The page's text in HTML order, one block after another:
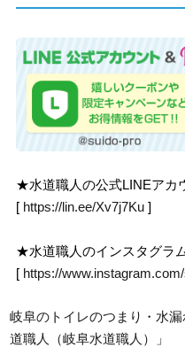
★水道職人の公式LINEアカ
[ https://lin.ee/Xv7j7Ku ]
★水道職人のインスタグラ
[ https://
岐阜のトイレのつまり・水
道職人（岐阜水道職人）」